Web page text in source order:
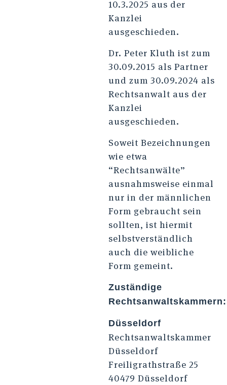
10.3.2025 aus der
Kanzlei
ausgeschieden.
Dr. Peter Kluth ist zum
30.09.2015 als Partner
und zum 30.09.2024 als
Rechtsanwalt aus der
Kanzlei
ausgeschieden.
Soweit Bezeichnungen
wie etwa
“Rechtsanwälte”
ausnahmsweise einmal
nur in der männlichen
Form gebraucht sein
sollten, ist hiermit
selbstverständlich
auch die weibliche
Form gemeint.
Zuständige
Rechtsanwaltskammern:
Düsseldorf
Rechtsanwaltskammer
Düsseldorf
Freiligrathstraße 25
40479 Düsseldorf